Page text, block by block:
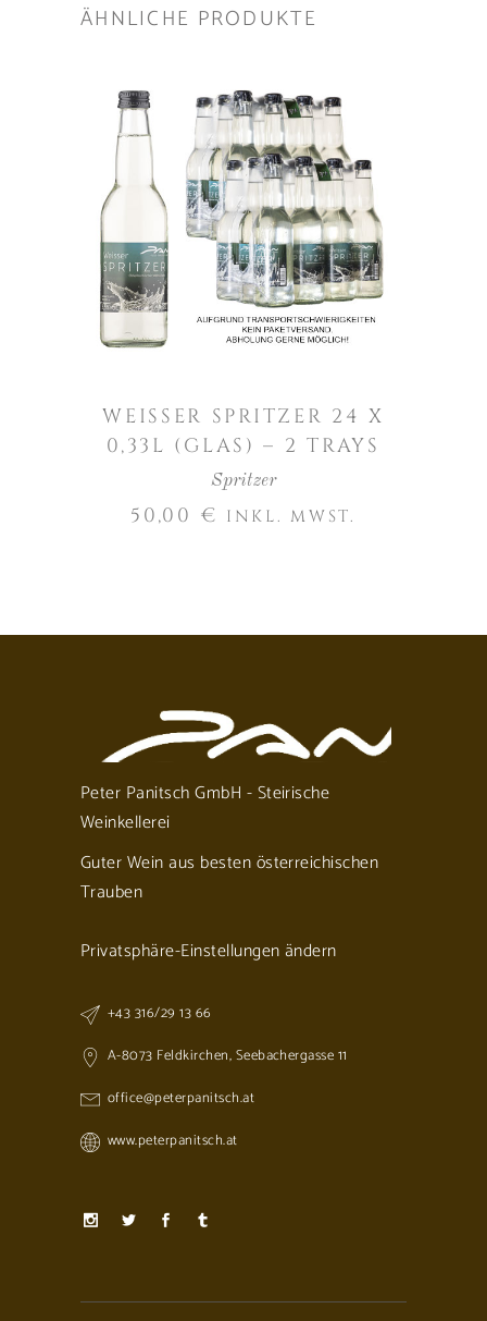
ÄHNLICHE PRODUKTE
IN DEN WARENKORB
WEISSER SPRITZER 24 X
0,33L (GLAS) – 2 TRAYS
Spritzer
50,00 € INKL. MWST.
Peter Panitsch GmbH - Steirische
Weinkellerei
Guter Wein aus besten österreichischen
Trauben
Privatsphäre-Einstellungen ändern
+43 316/29 13 66
A-8073 Feldkirchen, Seebachergasse 11
office@peterpanitsch.at
www.peterpanitsch.at